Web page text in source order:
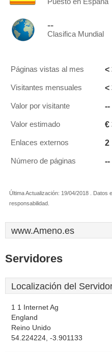
--
Clasifica Mundial
Páginas vistas al mes <
Visitantes mensuales <
Valor por visitante --
Valor estimado €
Enlaces externos 2
Número de páginas --
Última Actualización: 19/04/2018 . Datos
responsabilidad.
www.Ameno.es
Servidores
Localización del
1 1 Internet Ag
England
Reino Unido
54.224224, -3.901133